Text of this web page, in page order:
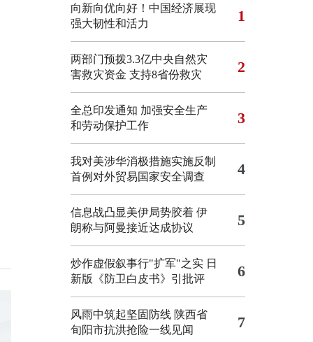
向新向优向好！中国经济展现
强大韧性和活力
1
两部门预拨3.3亿中央自然灾
害救灾资金 支持8省份救灾
2
全总印发通知 加强安全生产
和劳动保护工作
3
我对美涉华消极措施实施反制
首例对外贸易国家安全调查
4
信息战凸显美伊局势胶着 伊
朗称与阿曼接近达成协议
5
炒作虚假叙事行"扩军"之实 日
新版《防卫白皮书》引批评
6
风雨中筑起坚固防线 陕西省
旬阳市抗洪抢险一线见闻
7